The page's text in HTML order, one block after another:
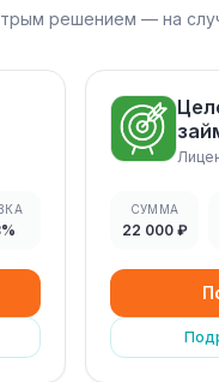
решением — на
СУММА
22 000 ₽